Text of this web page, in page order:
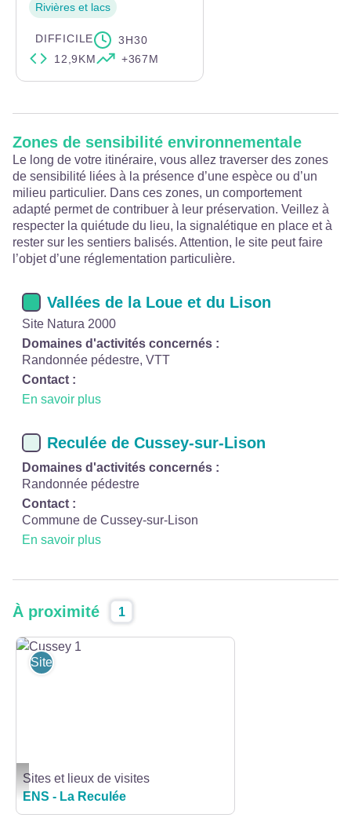
Rivières et lacs
DIFFICILE
3H30
12,9KM
+367M
Zones de sensibilité environnementale
Le long de votre itinéraire, vous allez traverser des zones
de sensibilité liées à la présence d’une espèce ou d’un
milieu particulier. Dans ces zones, un comportement
adapté permet de contribuer à leur préservation. Veillez à
respecter la quiétude du lieu, la signalétique en place et à
rester sur les sentiers balisés. Attention, le site peut faire
l’objet d’une réglementation particulière.
Vallées de la Loue et du Lison
Site Natura 2000
Domaines d'activités concernés :
Randonnée pédestre, VTT
Contact :
En savoir plus
Reculée de Cussey-sur-Lison
Domaines d'activités concernés :
Randonnée pédestre
Contact :
Commune de Cussey-sur-Lison
En savoir plus
À proximité 1
Cussey 1 - Département du Doubs
Sites et lieux de visites
Sites et lieux de visites
ENS - La Reculée